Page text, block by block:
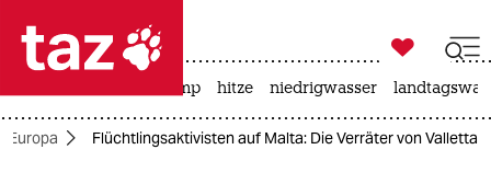
 taz zahl ich
taz zahl ich

taz zahl ich
usa unter trump hitze niedrigwasser
Europa Flüchtlingsaktivisten auf Malta: Die Verräter von Valletta